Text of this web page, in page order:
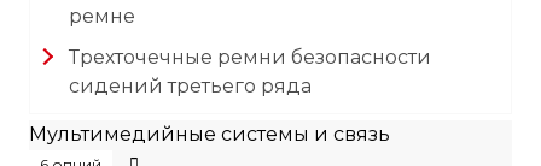
ремне
Трехточечные ремни безопасности
сидений третьего ряда
Мультимедийные системы и связь